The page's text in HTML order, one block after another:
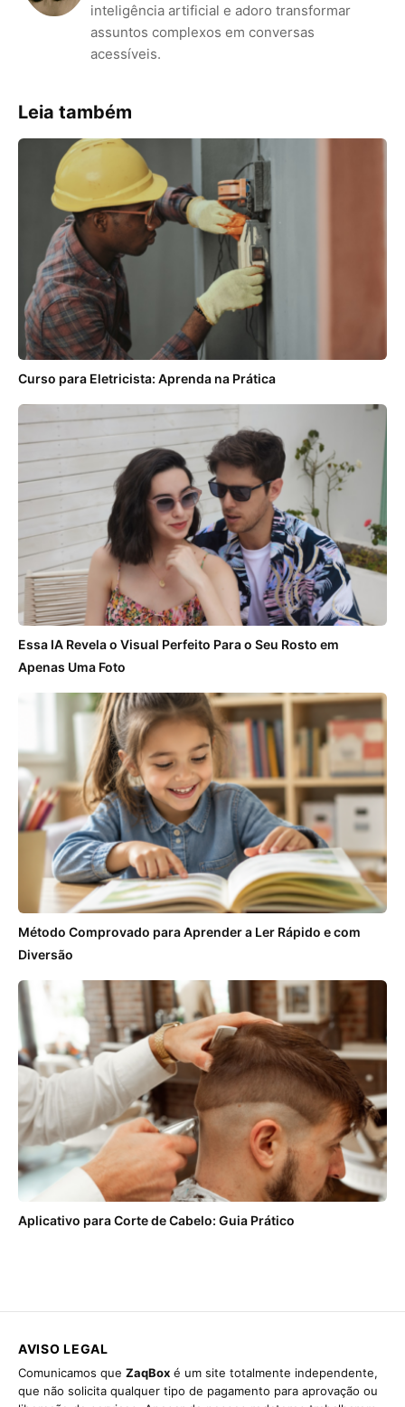
inteligência artificial e adoro transformar
assuntos complexos em conversas
acessíveis.
Leia também
Curso para Eletricista: Aprenda na Prática
Essa IA Revela o Visual Perfeito Para o Seu Rosto em
Apenas Uma Foto
Método Comprovado para Aprender a Ler Rápido e com
Diversão
Aplicativo para Corte de Cabelo: Guia Prático
AVISO LEGAL
Comunicamos que ZaqBox é um site totalmente independente,
que não solicita qualquer tipo de pagamento para aprovação ou